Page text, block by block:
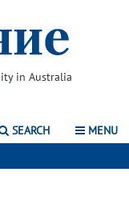
in Australia
SEARCH MENU